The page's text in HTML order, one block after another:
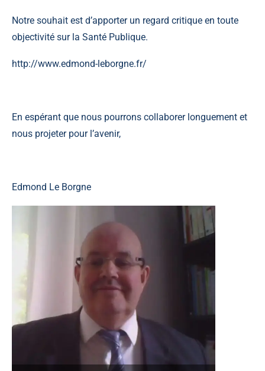
Notre souhait est d’apporter un regard critique en toute
objectivité sur la Santé Publique.
http://www.edmond-leborgne.fr/
En espérant que nous pourrons collaborer longuement et
nous projeter pour l’avenir,
Edmond Le Borgne